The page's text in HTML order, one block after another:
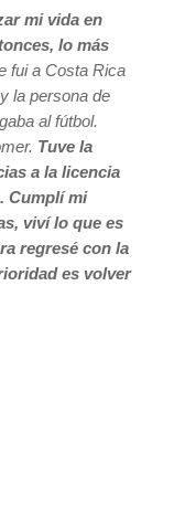
mi vida en
lo más
fui a Costa Rica
la persona de
al fútbol.
Tuve la
a la licencia
Cumplí mi
viví lo que es
regresé con la
es volver